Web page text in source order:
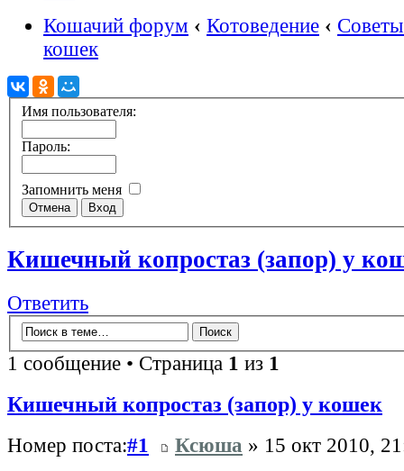
Кошачий форум ‹ Котоведение ‹
кошек
Имя пользователя:
Пароль:
Запомнить меня
Кишечный копростаз (запор) у
Ответить
1 сообщение • Страница 1 из 1
Кишечный копростаз (запор) у кошек
Номер поста:#1 Ксюша » 15 окт 2010,